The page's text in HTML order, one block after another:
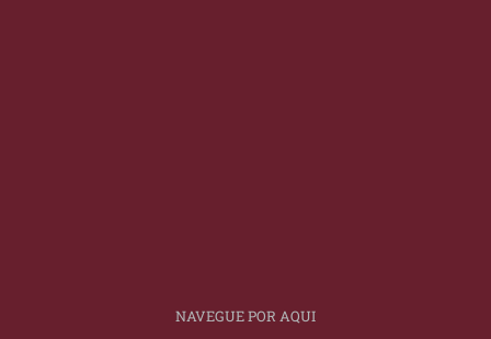
NAVEGUE POR AQUI